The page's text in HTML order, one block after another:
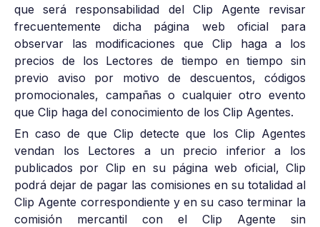
que será responsabilidad del Clip Agente revisar
frecuentemente dicha página web oficial para
observar las modificaciones que Clip haga a los
precios de los Lectores de tiempo en tiempo sin
previo aviso por motivo de descuentos, códigos
promocionales, campañas o cualquier otro evento
que Clip haga del conocimiento de los Clip Agentes.
En caso de que Clip detecte que los Clip Agentes
vendan los Lectores a un precio inferior a los
publicados por Clip en su página web oficial, Clip
podrá dejar de pagar las comisiones en su totalidad al
Clip Agente correspondiente y en su caso terminar la
comisión mercantil con el Clip Agente sin